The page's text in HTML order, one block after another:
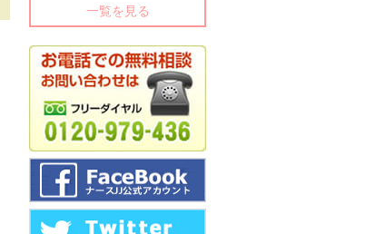
一覧を見る